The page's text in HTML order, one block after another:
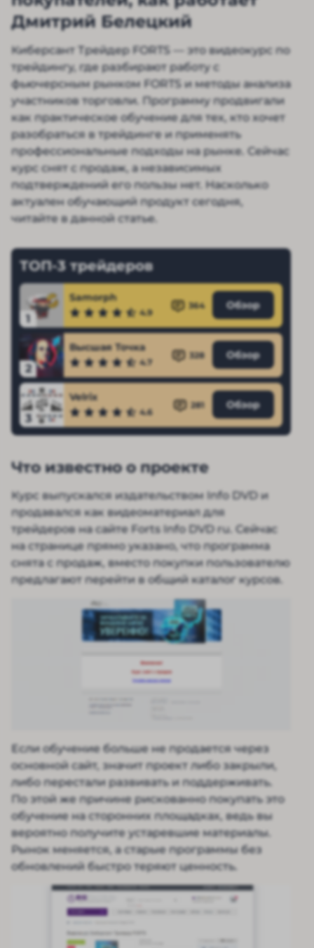
Дмитрий Белецкий
Киберсант Трейдер FORTS — это видеокурс по
трейдингу, где разбирают работу с
фьючерсным рынком FORTS и методы анализа
участников торговли. Программу продвигали
как практическое обучение для тех, кто хочет
разобраться в трейдинге и применять
профессиональные подходы на рынке. Сейчас
курс снят с продаж, а независимых
подтверждений его пользы нет. Насколько
актуален обучающий продукт сегодня,
читайте в данной статье.
ТОП-3 трейдеров
1
Samorph
4.9
364 Обзор
2
Высшая Точка
4.7
328 Обзор
3
Velrix
4.6
281 Обзор
Что известно о проекте
Курс выпускался издательством Info DVD и
продавался как видеоматериал для
трейдеров на сайте Forts Info DVD ru. Сейчас
на странице прямо указано, что программа
снята с продаж, вместо покупки пользователю
предлагают перейти в общий каталог курсов.
Если обучение больше не продается через
основной сайт, значит проект либо закрыли,
либо перестали развивать и поддерживать.
По этой же причине рискованно покупать это
обучение на сторонних площадках, ведь вы
вероятно получите устаревшие материалы.
Рынок меняется, а старые программы без
обновлений быстро теряют ценность.